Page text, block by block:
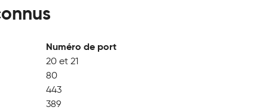
Numéro de port
20 et 21
80
443
389